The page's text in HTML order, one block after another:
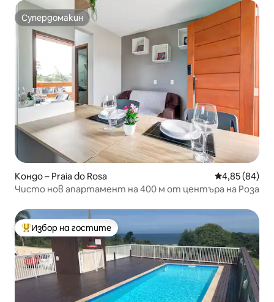
Супердомакин
Супердомакин
Кондо – Praia do Rosa Средна
4,85 (84)
Чисто нов апартамент на 400 м от центъра на Роза
Най-популярен избор на гостите
Избор на гостите